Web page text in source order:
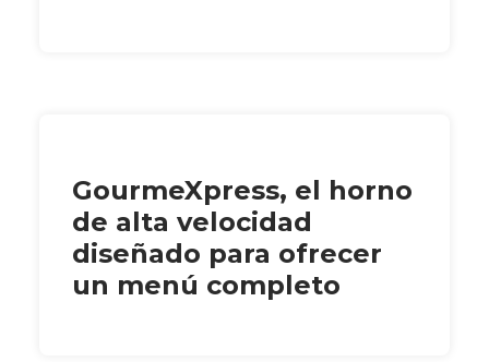
GourmeXpress, el horno
de alta velocidad
diseñado para ofrecer
un menú completo